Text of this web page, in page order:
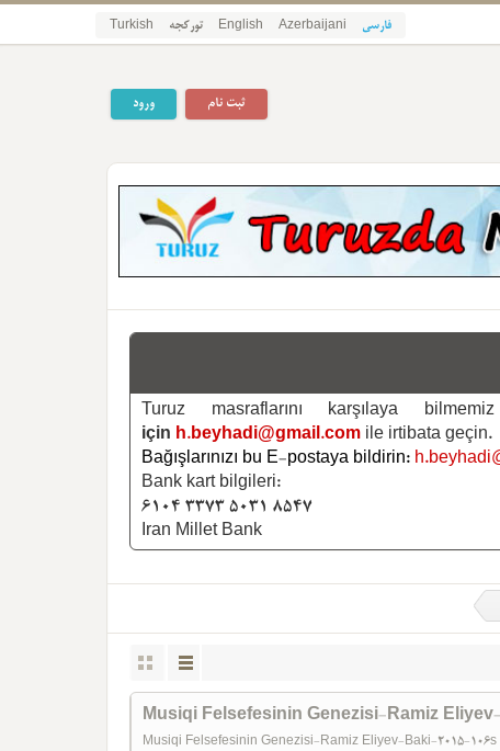
فارسی Azerbaijani
English تورکجه Turkish
ورود ثبت نام
Turuz masraflarını karşılaya
için h.beyhadi@gmail.com ile irtibata geçin.
Bağışlarınızı bu E-postaya bildirin:
Bank kart bilgileri:
6104 3373 5031 8547
Iran Millet Bank
Musiqi Felsefesinin Genezisi-Ramiz
Musiqi Felsefesinin Genezisi-Ramiz Eliyev-Baki-2015-106s